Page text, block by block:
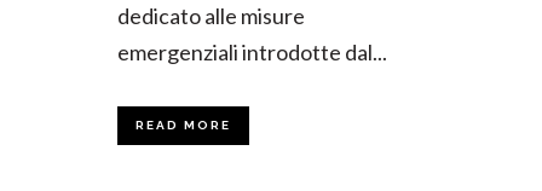
dedicato alle misure
emergenziali introdotte dal...
READ MORE